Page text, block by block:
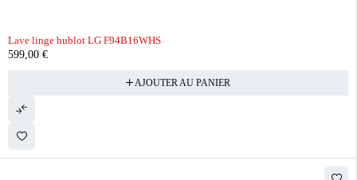
Lave linge hublot LG F94B16WHS
599,00 €
AJOUTER AU PANIER